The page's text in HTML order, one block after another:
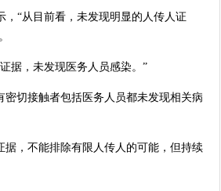
“从目前看，未发现明显的人传人证
据，未发现医务人员感染。”
切接触者包括医务人员都未发现相关病
据，不能排除有限人传人的可能，但持续